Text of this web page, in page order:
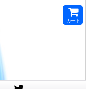
カート